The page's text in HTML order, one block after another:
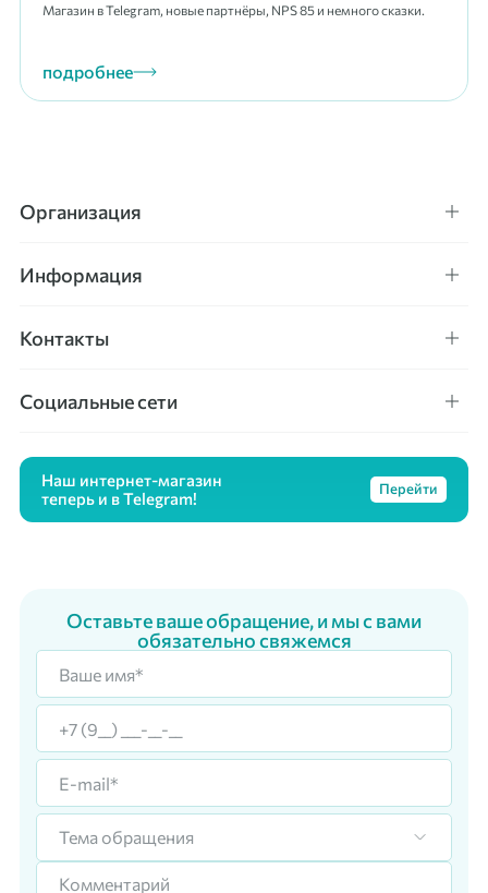
Магазин в Telegram, новые партнёры, NPS 85 и немного сказки.
подробнее
Организация
Информация
Контакты
Социальные сети
Наш интернет-магазин
теперь и в Telegram!
Перейти
Оставьте ваше обращение, и мы с вами
обязательно свяжемся
Тема обращения